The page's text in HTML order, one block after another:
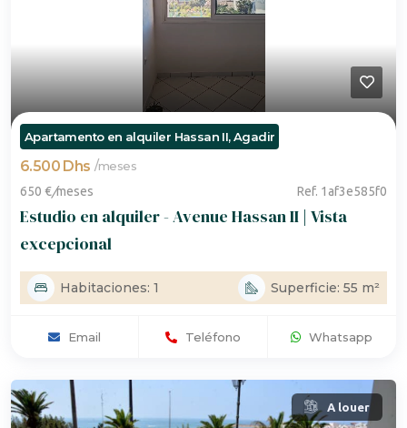
Apartamento en alquiler Hassan II, Agadir
6.500 Dhs /meses
650 €/meses Ref. 1af3e585f0
Estudio en alquiler - Avenue Hassan II | Vista
excepcional
Habitaciones: 1 Superficie: 55 m²
Email Teléfono Whatsapp
A louer